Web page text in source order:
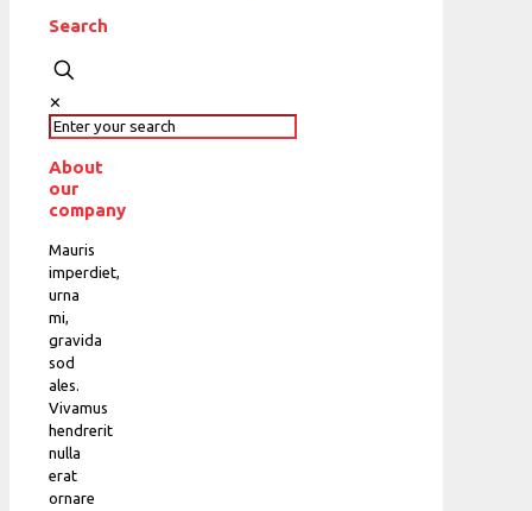
Search
✕
About
our
company
Mauris
imperdiet,
urna
mi,
gravida
sod
ales.
Vivamus
hendrerit
nulla
erat
ornare